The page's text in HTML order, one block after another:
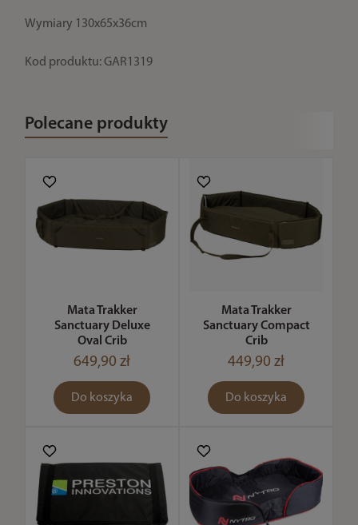
Wymiary 130x65x36cm
Kod produktu: GAR1319
Polecane produkty
Mata Trakker
Sanctuary Deluxe
Oval Crib
649,90 zł
Do koszyka
Mata Trakker
Sanctuary Compact
Crib
449,90 zł
Do koszyka